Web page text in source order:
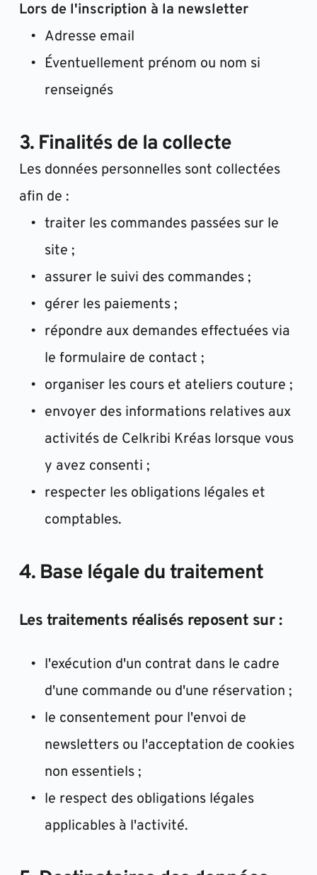
Lors de l'inscription à la newsletter
Adresse email
Éventuellement prénom ou nom si
renseignés
3. Finalités de la collecte
Les données personnelles sont collectées
afin de :
traiter les commandes passées sur le
site ;
assurer le suivi des commandes ;
gérer les paiements ;
répondre aux demandes effectuées via
le formulaire de contact ;
organiser les cours et ateliers couture ;
envoyer des informations relatives aux
activités de Celkribi Kréas lorsque vous
y avez consenti ;
respecter les obligations légales et
comptables.
4. Base légale du traitement
Les traitements réalisés reposent sur :
l'exécution d'un contrat dans le cadre
d'une commande ou d'une réservation ;
le consentement pour l'envoi de
newsletters ou l'acceptation de cookies
non essentiels ;
le respect des obligations légales
applicables à l'activité.